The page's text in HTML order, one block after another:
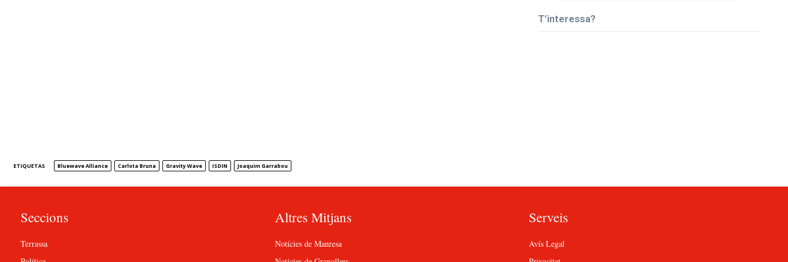
ETIQUETAS Bluewave Alliance Carlota Bruna Gravity Wave ISDIN Joaquim Garrabou
T’interessa?
Seccions
Terrassa
Altres Mitjans
Notícies de Manresa
Serveis
Avís Legal